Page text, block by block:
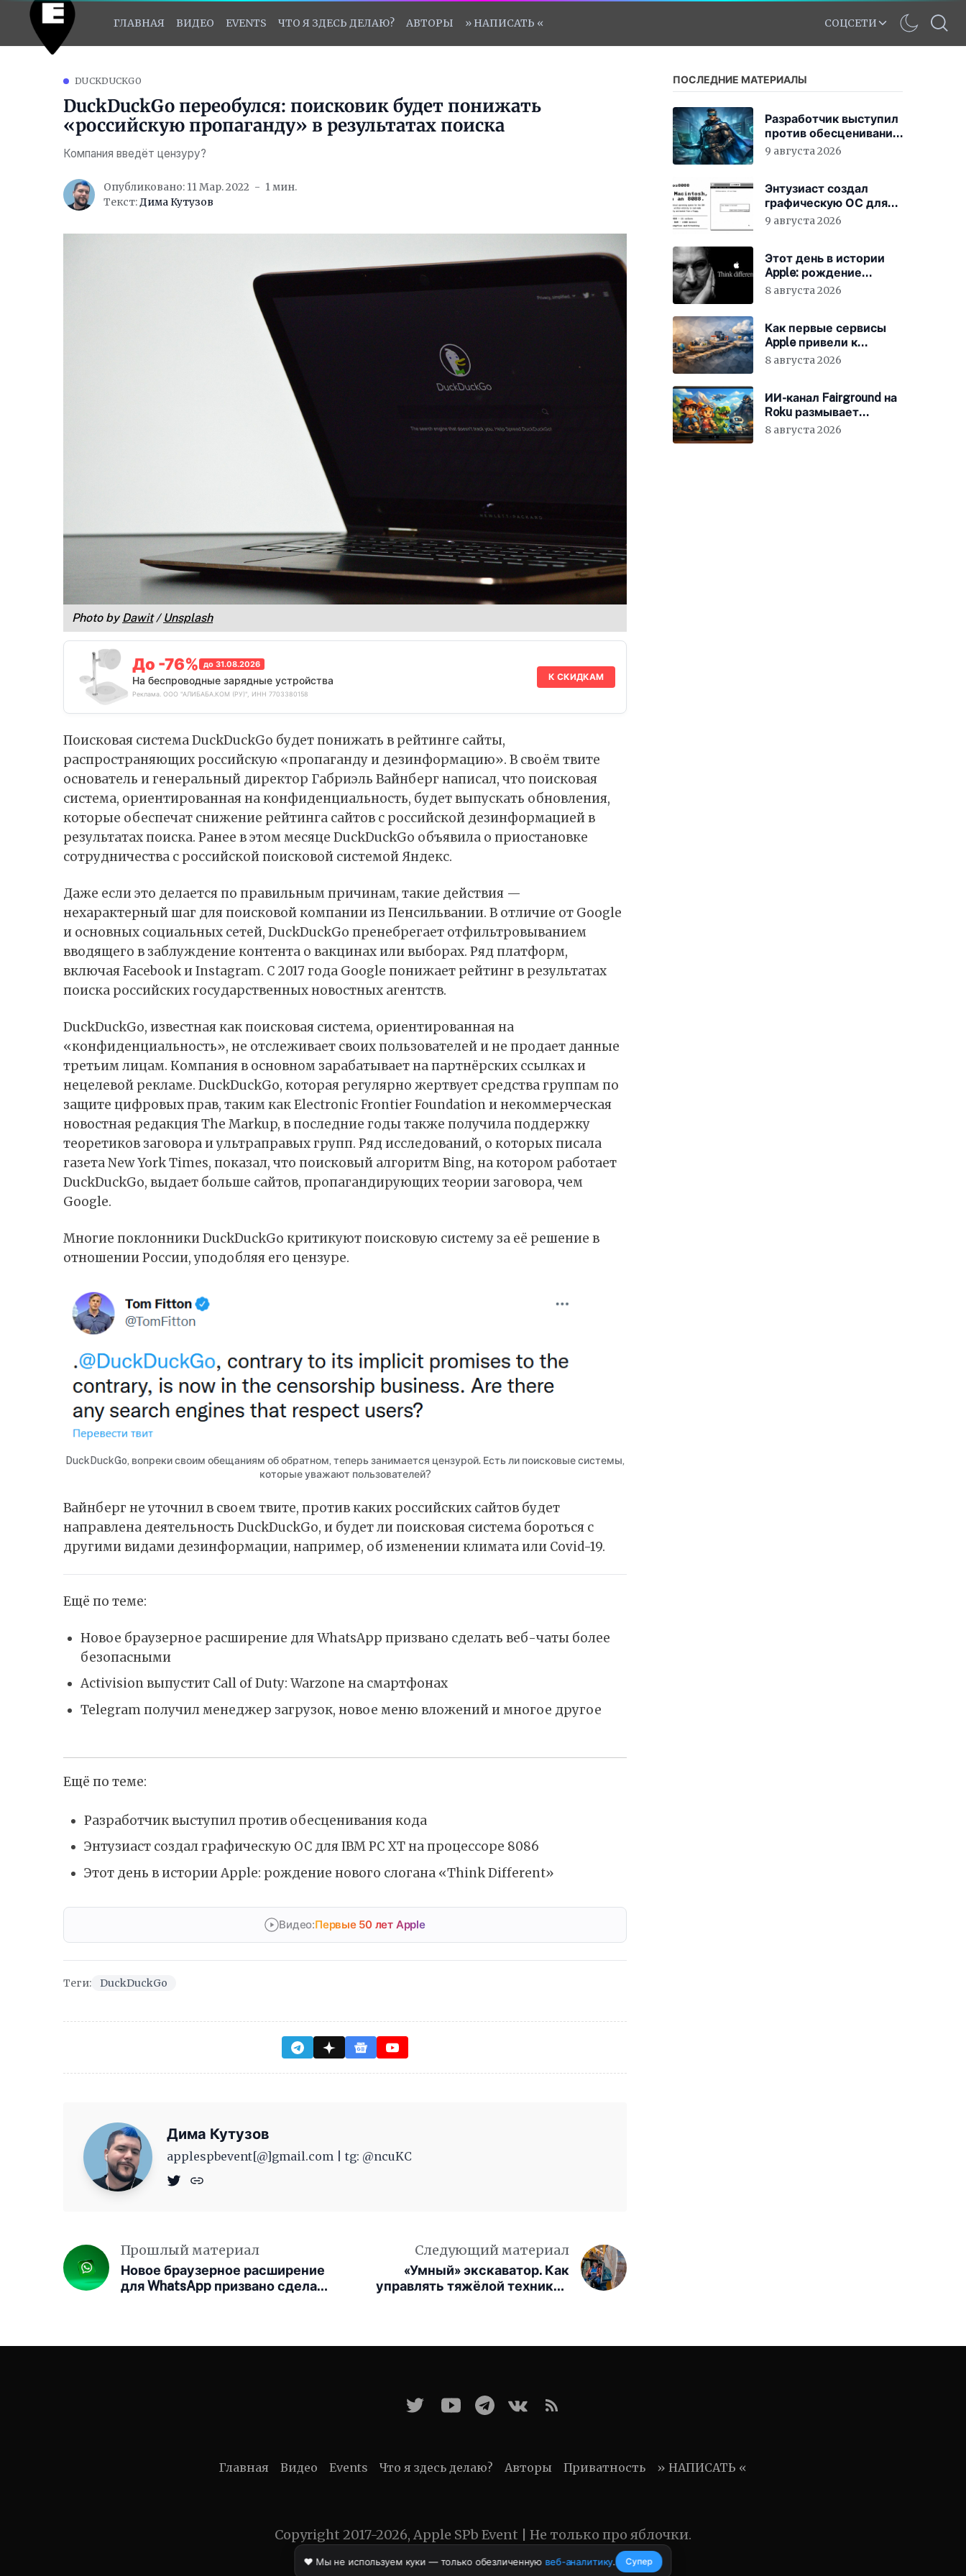
ГЛАВНАЯ ВИДЕО EVENTS ЧТО Я ЗДЕСЬ ДЕЛАЮ? АВТОРЫ » НАПИСАТЬ « СОЦСЕТИ
DUCKDUCKGO
DuckDuckGo переобулся: поисковик будет понижать
«российскую пропаганду» в результатах поиска
Компания введёт цензуру?
Опубликовано: 11 Мар. 2022
1 мин.
Текст:Дима Кутузов
Photo by Dawit/Unsplash
До -76% до 31.08.2026
На беспроводные зарядные устройства
Реклама. ООО "АЛИБАБА.КОМ (РУ)", ИНН 7703380158
К СКИДКАМ
Поисковая система DuckDuckGo будет понижать в рейтинге сайты,
распространяющих российскую «пропаганду и дезинформацию». В своём твите
основатель и генеральный директор Габриэль Вайнберг написал, что поисковая
система, ориентированная на конфиденциальность, будет выпускать обновления,
которые обеспечат снижение рейтинга сайтов с российской дезинформацией в
результатах поиска. Ранее в этом месяце DuckDuckGo объявила о приостановке
сотрудничества с российской поисковой системой Яндекс.
Даже если это делается по правильным причинам, такие действия —
нехарактерный шаг для поисковой компании из Пенсильвании. В отличие от Google
и основных социальных сетей, DuckDuckGo пренебрегает отфильтровыванием
вводящего в заблуждение контента о вакцинах или выборах. Ряд платформ,
включая Facebook и Instagram. С 2017 года Google понижает рейтинг в результатах
поиска российских государственных новостных агентств.
DuckDuckGo, известная как поисковая система, ориентированная на
«конфиденциальность», не отслеживает своих пользователей и не продает данные
третьим лицам. Компания в основном зарабатывает на партнёрских ссылках и
нецелевой рекламе. DuckDuckGo, которая регулярно жертвует средства группам по
защите цифровых прав, таким как Electronic Frontier Foundation и некоммерческая
новостная редакция The Markup, в последние годы также получила поддержку
теоретиков заговора и ультраправых групп. Ряд исследований, о которыхписала
газета New York Times, показал, что поисковый алгоритм Bing, на котором работает
DuckDuckGo, выдает больше сайтов, пропагандирующих теории заговора, чем
Google.
Многие поклонники DuckDuckGo критикуют поисковую систему за её решение в
отношении России, уподобляя его цензуре.
DuckDuckGo, вопреки своим обещаниям об обратном, теперь занимается цензурой. Есть ли поисковые системы,
которые уважают пользователей?
Вайнберг не уточнил в своем твите, против каких российских сайтов будет
направлена деятельность DuckDuckGo, и будет ли поисковая система бороться с
другими видами дезинформации, например, об изменении климата или Covid-19.
Ещё по теме:
Новое браузерное расширение для WhatsApp призвано сделать веб-чаты более
безопасными
Activision выпустит Call of Duty: Warzone на смартфонах
Telegram получил менеджер загрузок, новое меню вложений и многое другое
Ещё по теме:
Разработчик выступил против обесценивания кода
Энтузиаст создал графическую ОС для IBM PC XT на процессоре 8086
Этот день в истории Apple: рождение нового слогана «Think Different»
Видео:Первые 50 лет Apple
Теги: DuckDuckGo
Дима Кутузов
applespbevent[@]gmail.com | tg: @ncuKC
Прошлый материал
Новое браузерное расширение
для WhatsApp призвано сделать
Следующий материал
«Умный» экскаватор. Как
управлять тяжёлой техникой
ПОСЛЕДНИЕ МАТЕРИАЛЫ
Разработчик выступил
против обесценивания
кода
9 августа 2026
Энтузиаст создал
графическую ОС для
IBM PC XT на
9 августа 2026
Этот день в истории
Apple: рождение
нового слогана «Think
8 августа 2026
Как первые сервисы
Apple привели к
появлению iCloud
8 августа 2026
ИИ-канал Fairground на
Roku размывает
стандарты стриминга
8 августа 2026
Главная Видео Events Что я здесь делаю? Авторы Приватность » НАПИСАТЬ «
Copyright 2017-2026, Apple SPb Event | Не только про яблочки.
❤️ Мы не используем куки — только обезличенную веб-аналитику. Супер